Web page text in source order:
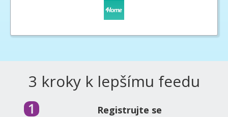
3 kroky k lepšímu feedu
Registrujte se